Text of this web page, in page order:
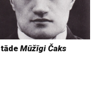
Mūžīgi Čaks